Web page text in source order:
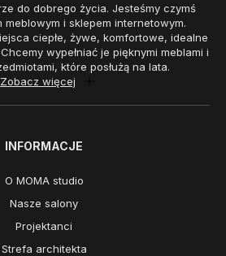
do dobrego życia. Jesteśmy czymś
i sklepem internetowym.
ciepłe, żywe, komfortowe, idealne
wypełniać je pięknymi meblami i
które posłużą na lata.
Zobacz więcej
INFORMACJE
O MOMA studio
Nasze salony
Projektanci
Strefa architekta